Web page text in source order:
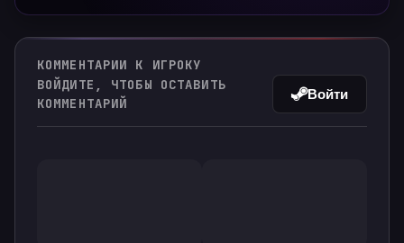
КОММЕНТАРИИ К ИГРОКУ
ВОЙДИТЕ, ЧТОБЫ ОСТАВИТЬ
КОММЕНТАРИЙ
Войти